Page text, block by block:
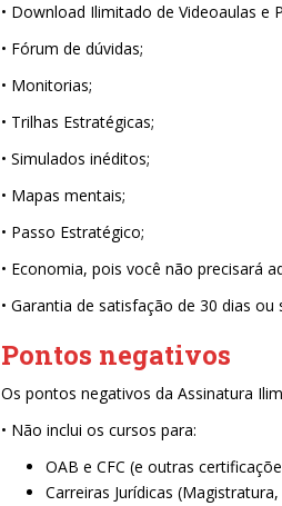
• Download Ilimitado de Videoaulas e
• Fórum de dúvidas;
• Monitorias;
• Trilhas Estratégicas;
• Simulados inéditos;
• Mapas mentais;
• Passo Estratégico;
• Economia, pois você não precisará
• Garantia de satisfação de 30 dias ou
Pontos negativos
Os pontos negativos da Assinatura
• Não inclui os cursos para:
OAB e CFC (e outras
Carreiras Jurídicas